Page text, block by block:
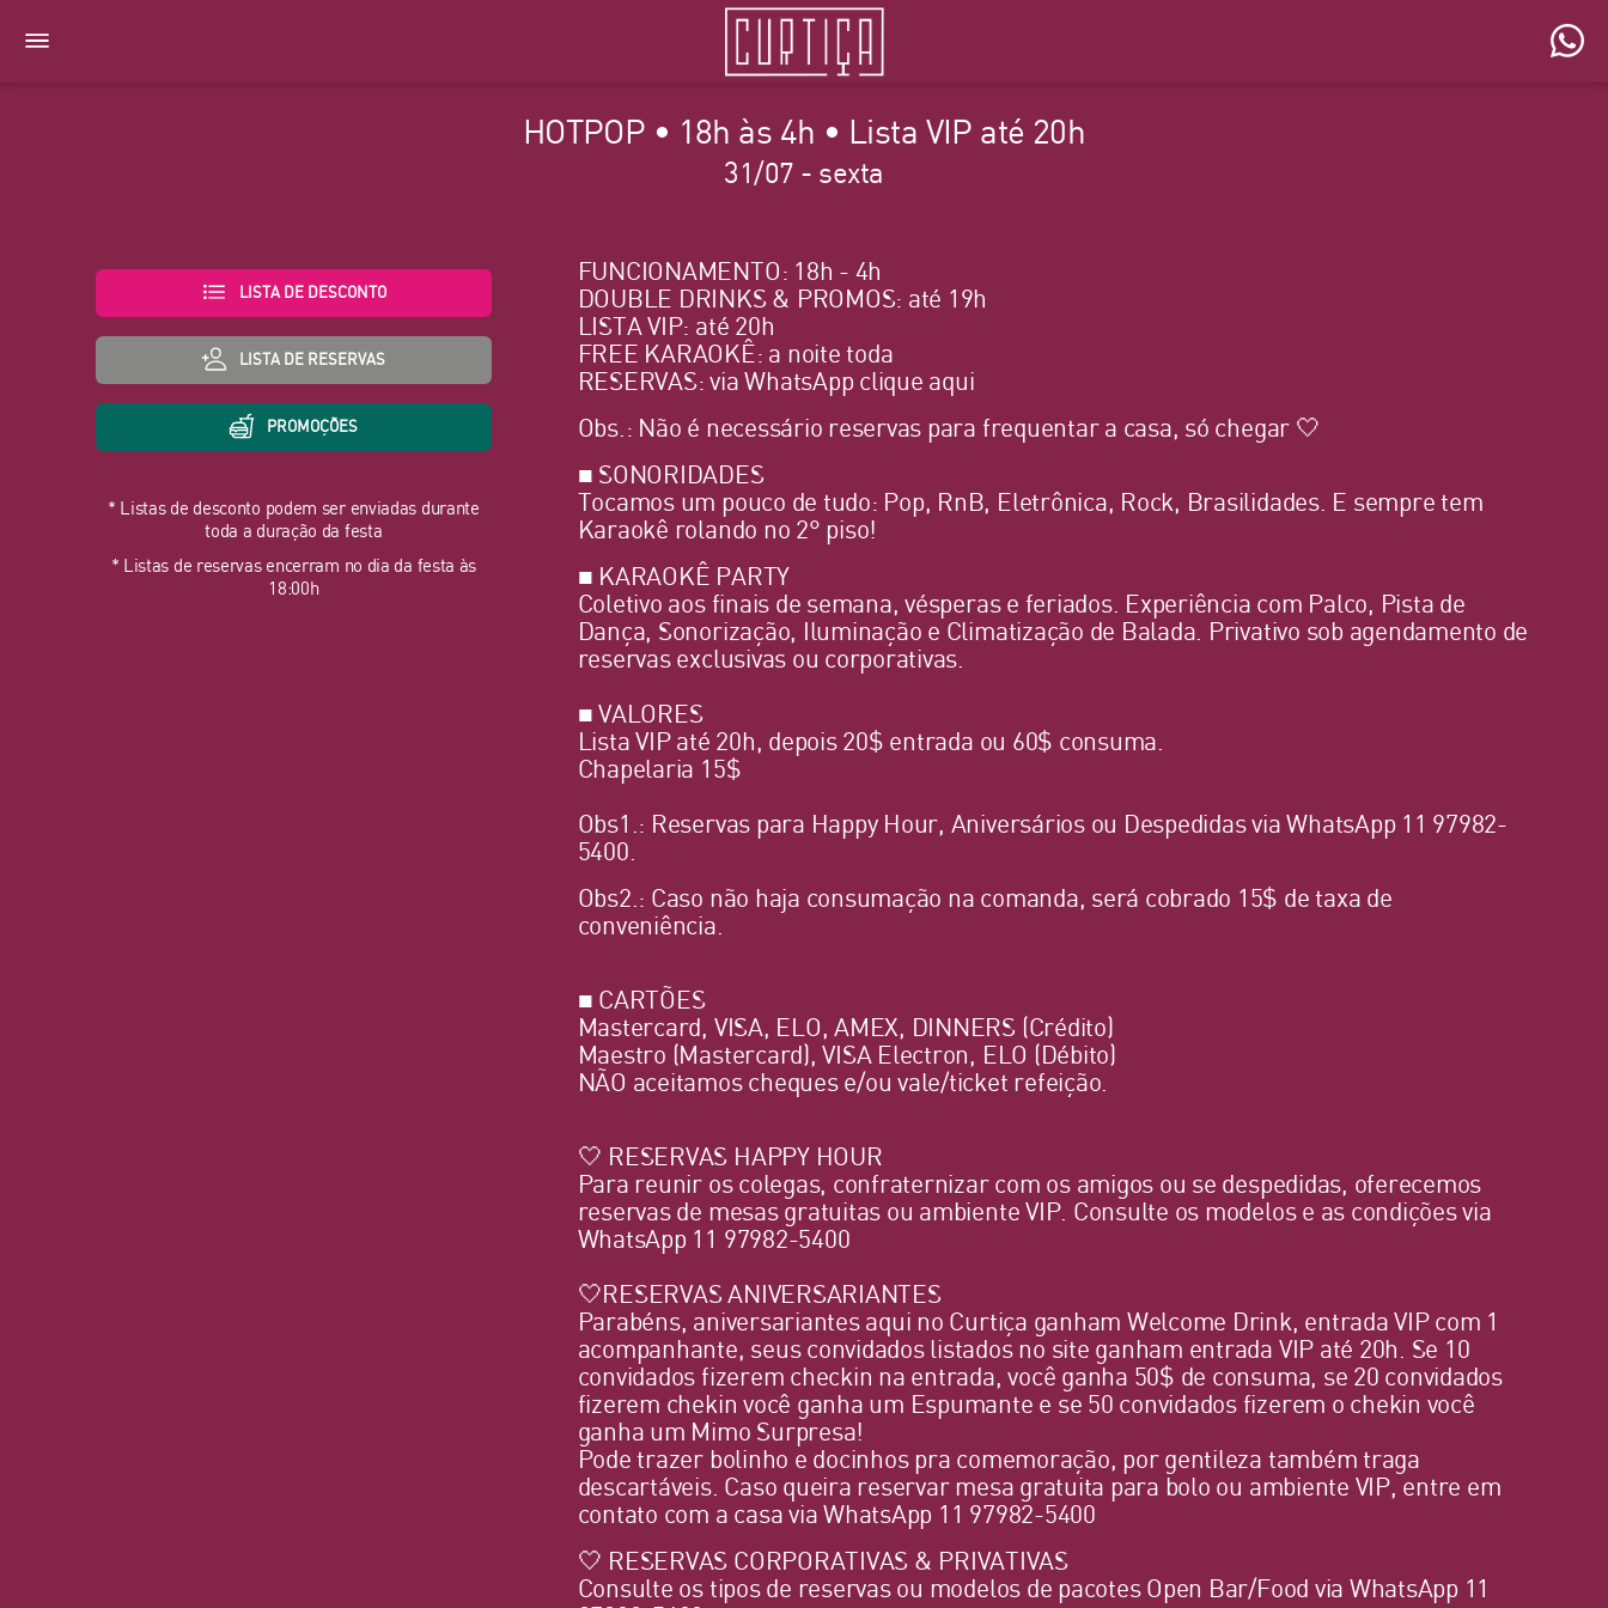
HOTPOP • 18h às 4h • Lista VIP até 20h
31/07 - sexta
LISTA DE DESCONTO
LISTA DE RESERVAS
PROMOÇÕES
* Listas de desconto podem ser enviadas durante
toda a duração da festa
* Listas de reservas encerram no dia da festa às
18:00h
FUNCIONAMENTO: 18h - 4h
DOUBLE DRINKS & PROMOS: até 19h
LISTA VIP: até 20h
FREE KARAOKÊ: a noite toda
RESERVAS: via WhatsApp clique aqui
Obs.: Não é necessário reservas para frequentar a casa, só chegar 🤍
■ SONORIDADES
Tocamos um pouco de tudo: Pop, RnB, Eletrônica, Rock, Brasilidades. E sempre tem
Karaokê rolando no 2° piso!
■ KARAOKÊ PARTY
Coletivo aos finais de semana, vésperas e feriados. Experiência com Palco, Pista de
Dança, Sonorização, Iluminação e Climatização de Balada. Privativo sob agendamento de
reservas exclusivas ou corporativas.
■ VALORES
Lista VIP até 20h, depois 20$ entrada ou 60$ consuma.
Chapelaria 15$
Obs1.: Reservas para Happy Hour, Aniversários ou Despedidas via WhatsApp 11 97982-
5400.
Obs2.: Caso não haja consumação na comanda, será cobrado 15$ de taxa de
conveniência.
■ CARTÕES
Mastercard, VISA, ELO, AMEX, DINNERS (Crédito)
Maestro (Mastercard), VISA Electron, ELO (Débito)
NÃO aceitamos cheques e/ou vale/ticket refeição.
🤍 RESERVAS HAPPY HOUR
Para reunir os colegas, confraternizar com os amigos ou se despedidas, oferecemos
reservas de mesas gratuitas ou ambiente VIP. Consulte os modelos e as condições via
WhatsApp 11 97982-5400
🤍RESERVAS ANIVERSARIANTES
Parabéns, aniversariantes aqui no Curtiça ganham Welcome Drink, entrada VIP com 1
acompanhante, seus convidados listados no site ganham entrada VIP até 20h. Se 10
convidados fizerem checkin na entrada, você ganha 50$ de consuma, se 20 convidados
fizerem chekin você ganha um Espumante e se 50 convidados fizerem o chekin você
ganha um Mimo Surpresa!
Pode trazer bolinho e docinhos pra comemoração, por gentileza também traga
descartáveis. Caso queira reservar mesa gratuita para bolo ou ambiente VIP, entre em
contato com a casa via WhatsApp 11 97982-5400
🤍 RESERVAS CORPORATIVAS & PRIVATIVAS
Consulte os tipos de reservas ou modelos de pacotes Open Bar/Food via WhatsApp 11